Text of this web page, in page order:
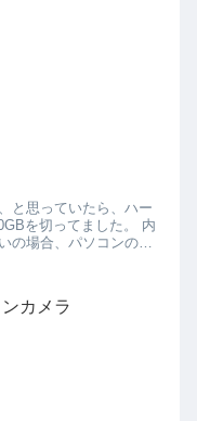
と思っていたら、ハー
を切ってました。 内
の場合、パソコンの動
カメラ